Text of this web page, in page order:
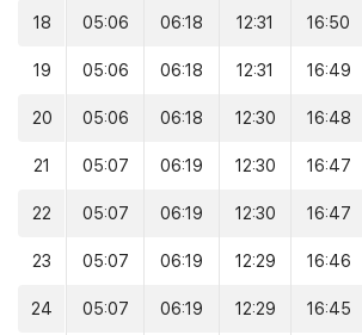
18 05:06 06:18 12:31 16:50
19 05:06 06:18 12:31 16:49
20 05:06 06:18 12:30 16:48
21 05:07 06:19 12:30 16:47
22 05:07 06:19 12:30 16:47
23 05:07 06:19 12:29 16:46
24 05:07 06:19 12:29 16:45